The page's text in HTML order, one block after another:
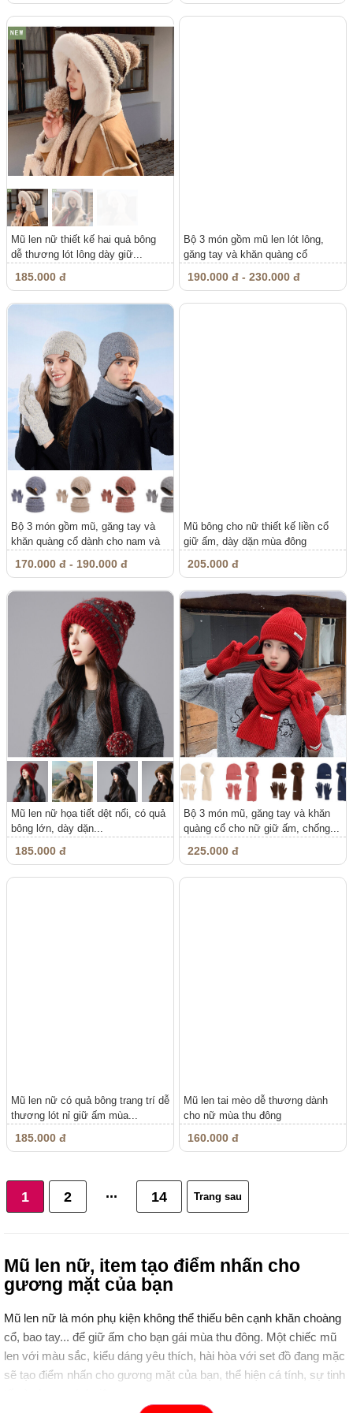
Mũ len nữ thiết kế hai quả bông
dễ thương lót lông dày giữ...
185.000 đ
Bộ 3 món gồm mũ len lót lông,
găng tay và khăn quàng cổ
190.000 đ - 230.000 đ
Bộ 3 món gồm mũ, găng tay và
khăn quàng cổ dành cho nam và
170.000 đ - 190.000 đ
Mũ bông cho nữ thiết kế liền cổ
giữ ấm, dày dặn mùa đông
205.000 đ
Mũ len nữ họa tiết dệt nổi, có quả
bông lớn, dày dặn...
185.000 đ
Bộ 3 món mũ, găng tay và khăn
quàng cổ cho nữ giữ ấm, chống...
225.000 đ
Mũ len nữ có quả bông trang trí dễ
thương lót nỉ giữ ấm mùa...
185.000 đ
Mũ len tai mèo dễ thương dành
cho nữ mùa thu đông
160.000 đ
1 2 ... 14 Trang sau
Mũ len nữ, item tạo điểm nhấn cho
gương mặt của bạn
Mũ len nữ là món phụ kiện không thể thiếu bên cạnh khăn choàng
cổ, bao tay... để giữ ấm cho bạn gái mùa thu đông. Một chiếc mũ
len với màu sắc, kiểu dáng yêu thích, hài hòa với set đồ đang mặc
sẽ tạo điểm nhấn cho gương mặt của bạn, thể hiện cá tính, sự tinh